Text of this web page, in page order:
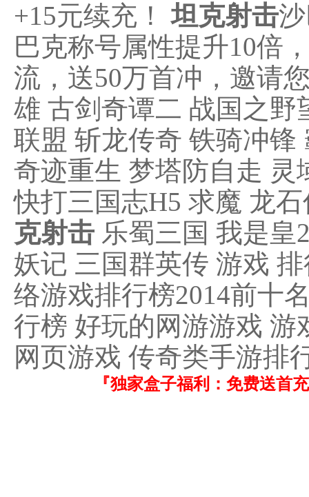
+15元续充！坦克射击
巴克称号属性提升10倍
流，送50万首冲，邀请
雄 古剑奇谭二 战国之野
联盟 斩龙传奇 铁骑冲锋
奇迹重生 梦塔防自走 灵
快打三国志H5 求魔 龙
克射击 乐蜀三国 我是皇
妖记 三国群英传 游戏
络游戏排行榜2014前十
行榜 好玩的网游游戏
网页游戏 传奇类手游排
『独家盒子福利：免费送首